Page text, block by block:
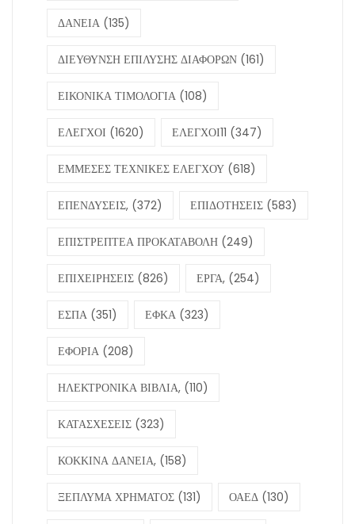
ΔΑΝΕΙΑ (135)
ΔΙΕΥΘΥΝΣΗ ΕΠΙΛΥΣΗΣ ΔΙΑΦΟΡΩΝ (161)
ΕΙΚΟΝΙΚΑ ΤΙΜΟΛΟΓΙΑ (108)
ΕΛΕΓΧΟΙ (1620) ΕΛΕΓΧΟΙ11 (347)
ΕΜΜΕΣΕΣ ΤΕΧΝΙΚΕΣ ΕΛΕΓΧΟΥ (618)
ΕΠΕΝΔΥΣΕΙΣ, (372) ΕΠΙΔΟΤΗΣΕΙΣ (583)
ΕΠΙΣΤΡΕΠΤΕΑ ΠΡΟΚΑΤΑΒΟΛΗ (249)
ΕΠΙΧΕΙΡΗΣΕΙΣ (826) ΕΡΓΑ, (254)
ΕΣΠΑ (351) ΕΦΚΑ (323)
ΕΦΟΡΙΑ (208)
ΗΛΕΚΤΡΟΝΙΚΑ ΒΙΒΛΙΑ, (110)
ΚΑΤΑΣΧΕΣΕΙΣ (323)
ΚΟΚΚΙΝΑ ΔΑΝΕΙΑ, (158)
ΞΕΠΛΥΜΑ ΧΡΗΜΑΤΟΣ (131) ΟΑΕΔ (130)